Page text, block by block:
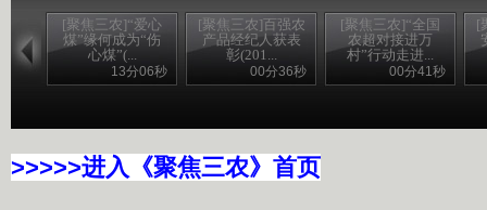
[聚焦三农]“爱心
煤”缘何成为“伤
心煤”(...
13分06秒
[聚焦三农]百强农
产品经纪人获表
彰(201...
00分36秒
[聚焦三农]“全国
农超对接进万
村”行动走进...
00分41秒
[
>>>>>进入《聚焦三农》首页